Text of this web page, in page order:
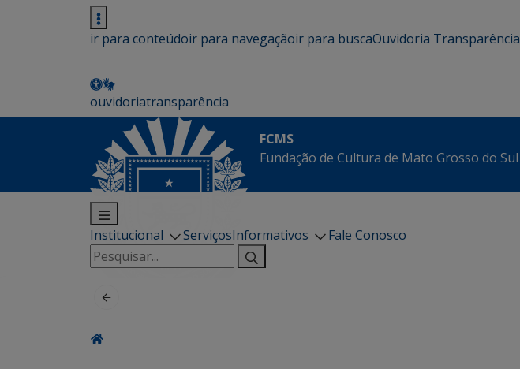
ir para conteúdoir para navegaçãoir para buscaOuvidoria Transparência
ouvidoriatransparência
FCMS
Fundação de Cultura de Mato Grosso do Sul
Institucional ServiçosInformativos
Fale Conosco
Pesquisar
por: